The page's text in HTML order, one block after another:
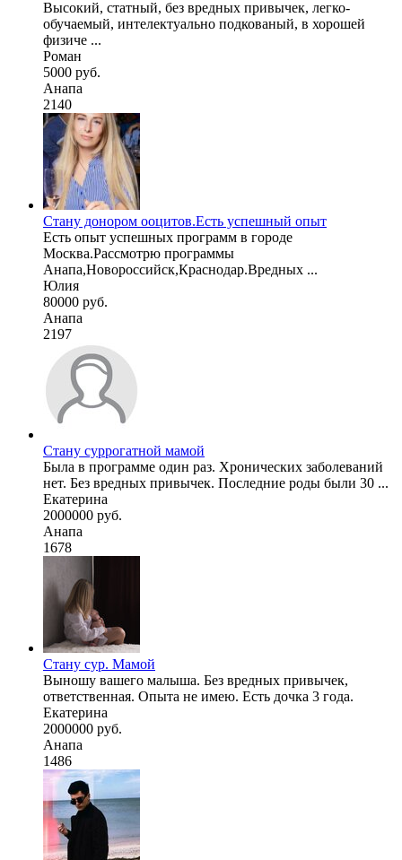
Высокий, статный, без вредных привычек, легко-
обучаемый, интелектуально подкованый, в хорошей
физиче ...
Роман
5000 руб.
Анапа
2140
Стану донором ооцитов.Есть успешный опыт
Есть опыт успешных программ в городе
Москва.Рассмотрю программы
Анапа,Новороссийск,Краснодар.Вредных ...
Юлия
80000 руб.
Анапа
2197
Стану суррогатной мамой
Была в программе один раз. Хронических заболеваний
нет. Без вредных привычек. Последние роды были 30 ...
Екатерина
2000000 руб.
Анапа
1678
Стану сур. Мамой
Выношу вашего малыша. Без вредных привычек,
ответственная. Опыта не имею. Есть дочка 3 года.
Екатерина
2000000 руб.
Анапа
1486